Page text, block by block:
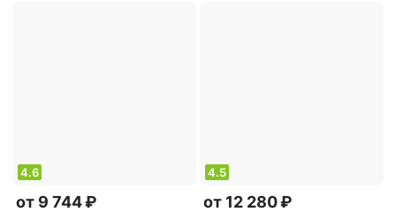
4.6
от 9 744 ₽
4.5
от 12 280 ₽